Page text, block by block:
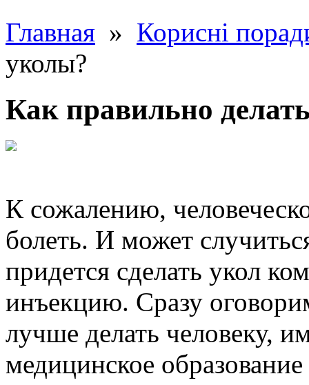
Главная » Корисні
уколы?
Как правильно
К сожалению,
болеть. И может
придется сделать укол
инъекцию. Сразу
лучше делать человеку,
медицинское